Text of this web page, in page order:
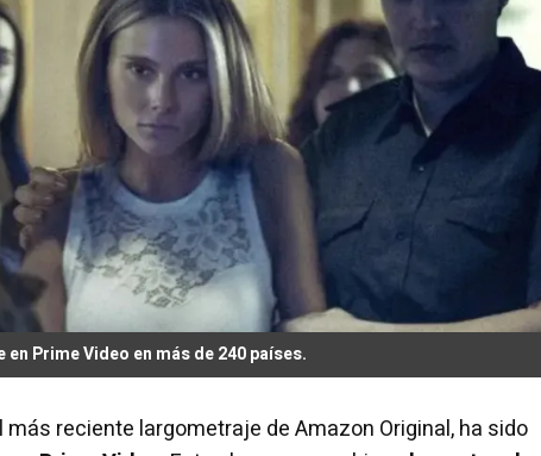
Prime Video en más de 240 países.
más reciente largometraje de Amazon Original, ha sido